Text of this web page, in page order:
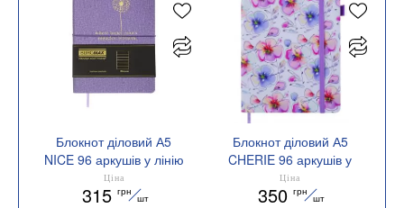
Блокнот діловий А5
NICE 96 аркушів у лінію
штучна шкіра
BUROMAX BM.295215
Ціна
315 грн
шт
Блокнот діловий А5
CHERIE 96 аркушів у
лінію штучна шкіра
Buromax BM.295205
Ціна
350 грн
шт